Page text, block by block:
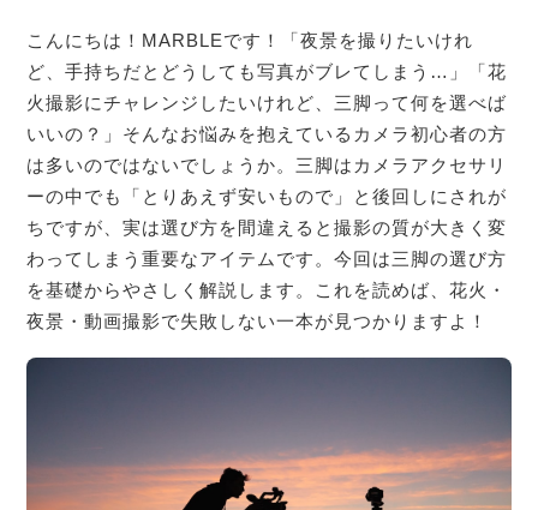
こんにちは！MARBLEです！「夜景を撮りたいけれ
ど、手持ちだとどうしても写真がブレてしまう…」「花
火撮影にチャレンジしたいけれど、三脚って何を選べば
いいの？」そんなお悩みを抱えているカメラ初心者の方
は多いのではないでしょうか。三脚はカメラアクセサリ
ーの中でも「とりあえず安いもので」と後回しにされが
ちですが、実は選び方を間違えると撮影の質が大きく変
わってしまう重要なアイテムです。今回は三脚の選び方
を基礎からやさしく解説します。これを読めば、花火・
夜景・動画撮影で失敗しない一本が見つかりますよ！